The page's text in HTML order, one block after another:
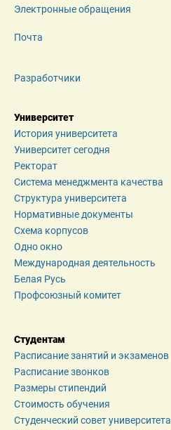
Электронные обращения
Почта
Разработчики
Университет
История университета
Университет сегодня
Ректорат
Система менеджмента качества
Структура университета
Нормативные документы
Схема корпусов
Одно окно
Международная деятельность
Белая Русь
Профсоюзный комитет
Студентам
Расписание занятий и экзаменов
Расписание звонков
Размеры стипендий
Стоимость обучения
Студенческий совет университета